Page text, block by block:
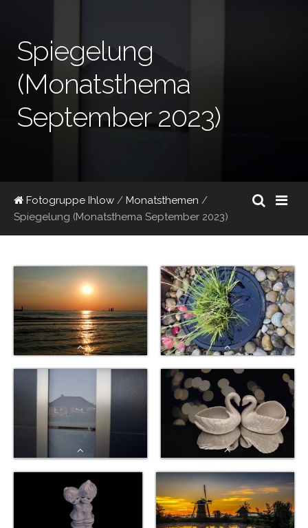
Spiegelung
(Monatsthema
September 2023)
Fotogruppe Ihlow / Monatsthemen /
Spiegelung (Monatsthema September 2023)